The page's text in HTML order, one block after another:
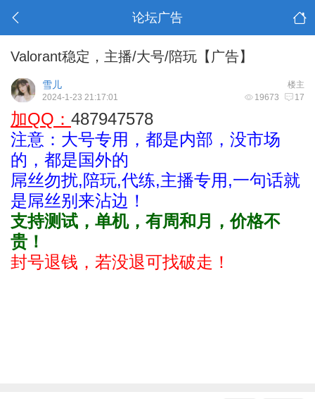
论坛广告
Valorant稳定，主播/大号/陪玩【广告】
楼主
雪儿
19673 17
2024-1-23 21:17:01
加QQ： 487947578
注意：大号专用，都是内部，没市场
的，都是国外的
屌丝勿扰,陪玩,代练,主播专用,一句话就
是屌丝别来沾边！
支持测试，单机，有周和月，价格不
贵！
封号退钱，若没退可找破走！